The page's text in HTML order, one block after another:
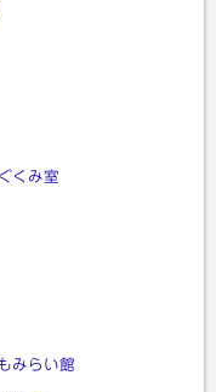
くみ室
みらい館